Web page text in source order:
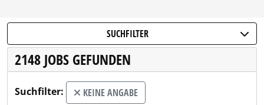
SUCHFILTER
2148 JOBS GEFUNDEN
Suchfilter: KEINE ANGABE